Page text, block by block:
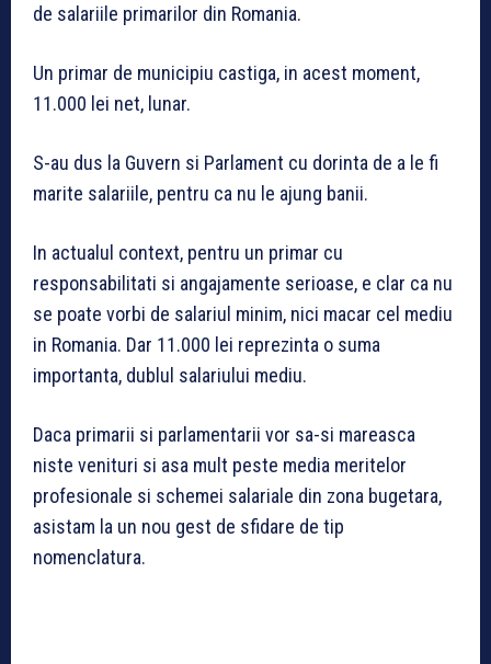
de salariile primarilor din Romania.
Un primar de municipiu castiga, in acest moment,
11.000 lei net, lunar.
S-au dus la Guvern si Parlament cu dorinta de a le fi
marite salariile, pentru ca nu le ajung banii.
In actualul context, pentru un primar cu
responsabilitati si angajamente serioase, e clar ca nu
se poate vorbi de salariul minim, nici macar cel mediu
in Romania. Dar 11.000 lei reprezinta o suma
importanta, dublul salariului mediu.
Daca primarii si parlamentarii vor sa-si mareasca
niste venituri si asa mult peste media meritelor
profesionale si schemei salariale din zona bugetara,
asistam la un nou gest de sfidare de tip
nomenclatura.